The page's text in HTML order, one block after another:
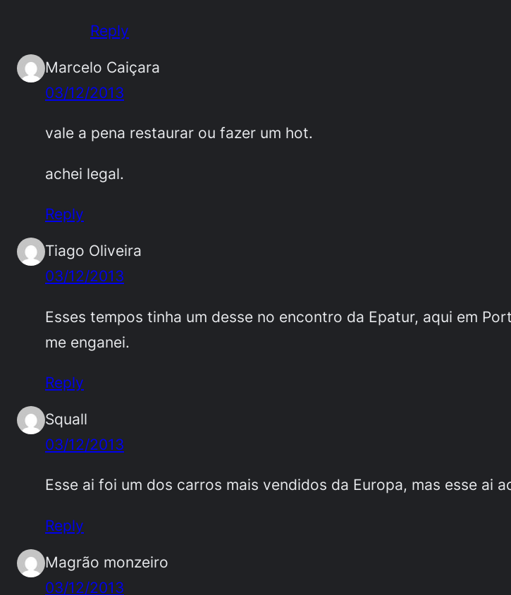
Reply
Marcelo Caiçara
03/12/2013
vale a pena restaurar ou fazer um hot.
achei legal.
Reply
Tiago Oliveira
03/12/2013
Esses tempos tinha um desse no encontro da Epatur, aqui em
me enganei.
Reply
Squall
03/12/2013
Esse ai foi um dos carros mais vendidos da Europa, mas esse ai
Reply
Magrão monzeiro
03/12/2013